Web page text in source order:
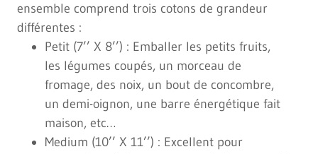
ensemble comprend trois cotons de grandeur
différentes :
Petit (7’’ X 8’’) : Emballer les petits fruits,
les légumes coupés, un morceau de
fromage, des noix, un bout de concombre,
un demi-oignon, une barre énergétique fait
maison, etc…
Medium (10’’ X 11’’) : Excellent pour